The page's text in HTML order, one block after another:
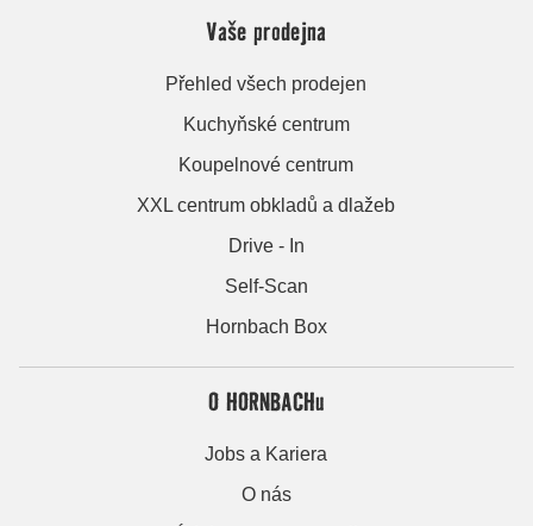
Vaše prodejna
Přehled všech prodejen
Kuchyňské centrum
Koupelnové centrum
XXL centrum obkladů a dlažeb
Drive - In
Self-Scan
Hornbach Box
O HORNBACHu
Jobs a Kariera
O nás